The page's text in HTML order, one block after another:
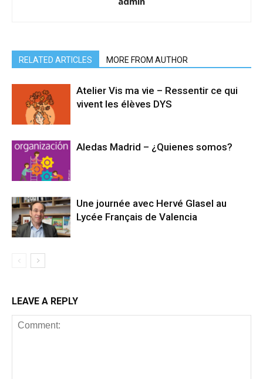
RELATED ARTICLES MORE FROM AUTHOR
Atelier Vis ma vie – Ressentir ce qui
vivent les élèves DYS
Aledas Madrid – ¿Quienes somos?
Une journée avec Hervé Glasel au
Lycée Français de Valencia
LEAVE A REPLY